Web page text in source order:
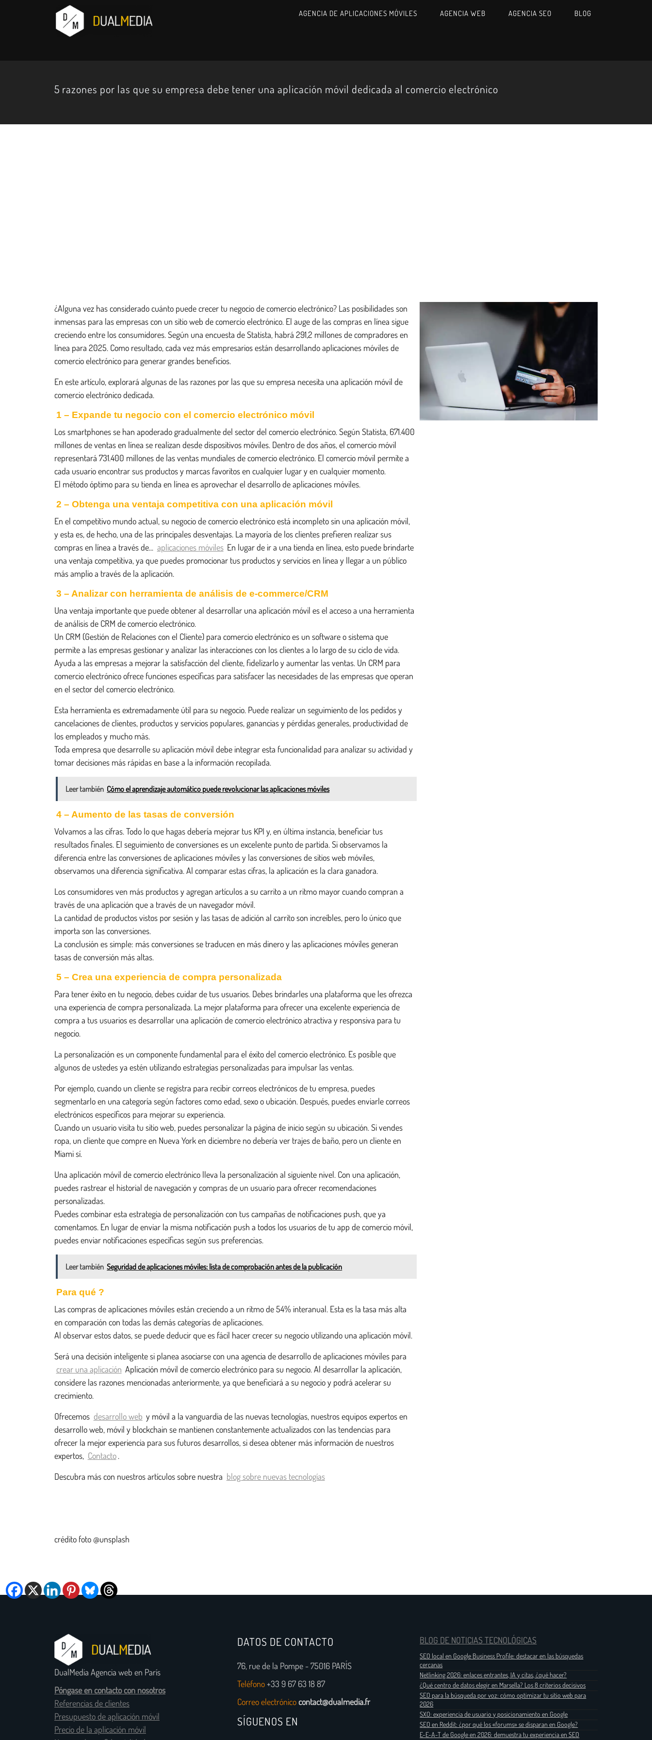
AGENCIA DE APLICACIONES MÓVILES AGENCIA WEB AGENCIA SEO BLOG
5 razones por las que su empresa debe tener una aplicación móvil dedicada al comercio electrónico
¿Alguna vez has considerado cuánto puede crecer tu negocio de comercio electrónico? Las posibilidades son
inmensas para las empresas con un sitio web de comercio electrónico. El auge de las compras en línea sigue
creciendo entre los consumidores. Según una encuesta de Statista, habrá 291,2 millones de compradores en
línea para 2025. Como resultado, cada vez más empresarios están desarrollando aplicaciones móviles de
comercio electrónico para generar grandes beneficios.
En este artículo, explorará algunas de las razones por las que su empresa necesita una aplicación móvil de
comercio electrónico dedicada.
1 – Expande tu negocio con el comercio electrónico móvil
Los smartphones se han apoderado gradualmente del sector del comercio electrónico. Según Statista, 671.400
millones de ventas en línea se realizan desde dispositivos móviles. Dentro de dos años, el comercio móvil
representará 731.400 millones de las ventas mundiales de comercio electrónico. El comercio móvil permite a
cada usuario encontrar sus productos y marcas favoritos en cualquier lugar y en cualquier momento.
El método óptimo para su tienda en línea es aprovechar el desarrollo de aplicaciones móviles.
2 – Obtenga una ventaja competitiva con una aplicación móvil
En el competitivo mundo actual, su negocio de comercio electrónico está incompleto sin una aplicación móvil,
y esta es, de hecho, una de las principales desventajas. La mayoría de los clientes prefieren realizar sus
compras en línea a través de... aplicaciones móviles En lugar de ir a una tienda en línea, esto puede brindarte
una ventaja competitiva, ya que puedes promocionar tus productos y servicios en línea y llegar a un público
más amplio a través de la aplicación.
3 – Analizar con herramienta de análisis de e-commerce/CRM
Una ventaja importante que puede obtener al desarrollar una aplicación móvil es el acceso a una herramienta
de análisis de CRM de comercio electrónico.
Un CRM (Gestión de Relaciones con el Cliente) para comercio electrónico es un software o sistema que
permite a las empresas gestionar y analizar las interacciones con los clientes a lo largo de su ciclo de vida.
Ayuda a las empresas a mejorar la satisfacción del cliente, fidelizarlo y aumentar las ventas. Un CRM para
comercio electrónico ofrece funciones específicas para satisfacer las necesidades de las empresas que operan
en el sector del comercio electrónico.
Esta herramienta es extremadamente útil para su negocio. Puede realizar un seguimiento de los pedidos y
cancelaciones de clientes, productos y servicios populares, ganancias y pérdidas generales, productividad de
los empleados y mucho más.
Toda empresa que desarrolle su aplicación móvil debe integrar esta funcionalidad para analizar su actividad y
tomar decisiones más rápidas en base a la información recopilada.
Leer también Cómo el aprendizaje automático puede revolucionar las aplicaciones móviles
4 – Aumento de las tasas de conversión
Volvamos a las cifras. Todo lo que hagas debería mejorar tus KPI y, en última instancia, beneficiar tus
resultados finales. El seguimiento de conversiones es un excelente punto de partida. Si observamos la
diferencia entre las conversiones de aplicaciones móviles y las conversiones de sitios web móviles,
observamos una diferencia significativa. Al comparar estas cifras, la aplicación es la clara ganadora.
Los consumidores ven más productos y agregan artículos a su carrito a un ritmo mayor cuando compran a
través de una aplicación que a través de un navegador móvil.
La cantidad de productos vistos por sesión y las tasas de adición al carrito son increíbles, pero lo único que
importa son las conversiones.
La conclusión es simple: más conversiones se traducen en más dinero y las aplicaciones móviles generan
tasas de conversión más altas.
5 – Crea una experiencia de compra personalizada
Para tener éxito en tu negocio, debes cuidar de tus usuarios. Debes brindarles una plataforma que les ofrezca
una experiencia de compra personalizada. La mejor plataforma para ofrecer una excelente experiencia de
compra a tus usuarios es desarrollar una aplicación de comercio electrónico atractiva y responsiva para tu
negocio.
La personalización es un componente fundamental para el éxito del comercio electrónico. Es posible que
algunos de ustedes ya estén utilizando estrategias personalizadas para impulsar las ventas.
Por ejemplo, cuando un cliente se registra para recibir correos electrónicos de tu empresa, puedes
segmentarlo en una categoría según factores como edad, sexo o ubicación. Después, puedes enviarle correos
electrónicos específicos para mejorar su experiencia.
Cuando un usuario visita tu sitio web, puedes personalizar la página de inicio según su ubicación. Si vendes
ropa, un cliente que compre en Nueva York en diciembre no debería ver trajes de baño, pero un cliente en
Miami sí.
Una aplicación móvil de comercio electrónico lleva la personalización al siguiente nivel. Con una aplicación,
puedes rastrear el historial de navegación y compras de un usuario para ofrecer recomendaciones
personalizadas.
Puedes combinar esta estrategia de personalización con tus campañas de notificaciones push, que ya
comentamos. En lugar de enviar la misma notificación push a todos los usuarios de tu app de comercio móvil,
puedes enviar notificaciones específicas según sus preferencias.
Leer también Seguridad de aplicaciones móviles: lista de comprobación antes de la publicación
Para qué ?
Las compras de aplicaciones móviles están creciendo a un ritmo de 54% interanual. Esta es la tasa más alta
en comparación con todas las demás categorías de aplicaciones.
Al observar estos datos, se puede deducir que es fácil hacer crecer su negocio utilizando una aplicación móvil.
Será una decisión inteligente si planea asociarse con una agencia de desarrollo de aplicaciones móviles para
crear una aplicación Aplicación móvil de comercio electrónico para su negocio. Al desarrollar la aplicación,
considere las razones mencionadas anteriormente, ya que beneficiará a su negocio y podrá acelerar su
crecimiento.
Ofrecemos desarrollo web y móvil a la vanguardia de las nuevas tecnologías, nuestros equipos expertos en
desarrollo web, móvil y blockchain se mantienen constantemente actualizados con las tendencias para
ofrecer la mejor experiencia para sus futuros desarrollos, si desea obtener más información de nuestros
expertos, Contacto .
Descubra más con nuestros artículos sobre nuestra blog sobre nuevas tecnologías
crédito foto @unsplash
DualMedia Agencia web en París
Póngase en contacto con nosotros
Referencias de clientes
Presupuesto de aplicación móvil
Precio de la aplicación móvil
DATOS DE CONTACTO
76, rue de la Pompe - 75016 PARÍS
Teléfono+33 9 67 63 18 87
Correo electrónicocontact@dualmedia.fr
SÍGUENOS EN
BLOG DE NOTICIAS TECNOLÓGICAS
SEO local en Google Business Profile: destacar en las búsquedas
cercanas
Netlinking 2026: enlaces entrantes, IA y citas, ¿qué hacer?
¿Qué centro de datos elegir en Marsella? Los 8 criterios decisivos
SEO para la búsqueda por voz: cómo optimizar tu sitio web para
2026
SXO: experiencia de usuario y posicionamiento en Google
SEO en Reddit: ¿por qué los «forums» se disparan en Google?
E-E-A-T de Google en 2026: demuestra tu experiencia en SEO